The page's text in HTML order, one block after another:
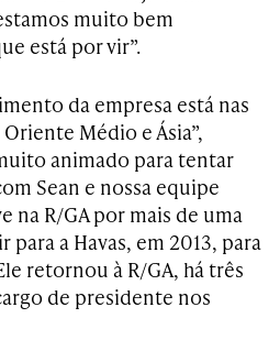
muito bem
está por vir”.
da empresa está nas
Médio e Ásia”,
animado para tentar
Sean e nossa equipe
na R/GA por mais de uma
para a Havas, em 2013, para
retornou à R/GA, há três
de presidente nos